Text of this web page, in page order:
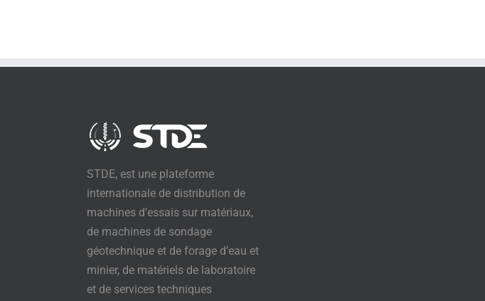
STDE, est une plateforme
internationale de distribution de
machines d’essais sur matériaux,
de machines de sondage
géotechnique et de forage d’eau et
minier, de matériels de laboratoire
et de services techniques